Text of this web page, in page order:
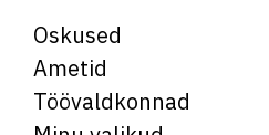
Oskused
Ametid
Töövaldkonnad